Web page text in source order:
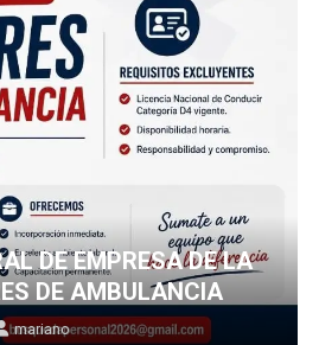
DE EMPRESA DE LA
DE AMBULANCIA
mariano